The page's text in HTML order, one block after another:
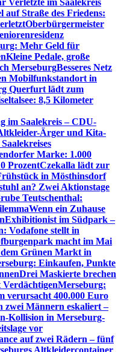
Verletzte im Saalekreis
auf Straße des Friedens:
Oberbürgermeister
Mehr Geld für
Kleine Pedale, große
MerseburgBesseres Netz
Mobilfunkstandort in
Querfurt lädt zum
8,5 Kilometer
im Saalekreis – CDU-
Ärger und Kita-
Marke: 1.000
ProzentCzekalla lädt zur
in Mösthinsdorf
an? Zwei Aktionstage
Teutschenthal:
Wenn ein Zuhause
Exhibitionist im Südpark –
Vodafone stellt in
macht im Mai
Grünen Markt in
Einkaufen, Punkte
Drei Maskierte brechen
Merseburg:
verursacht 400.000 Euro
zwei Männern eskaliert –
Kollision in Merseburg-
vor
auf zwei Rädern – fünf